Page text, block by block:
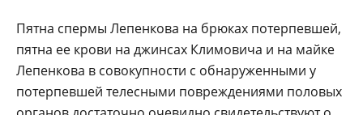
Пятна спермы Лепенкова на брюках потерпевшей,
пятна ее крови на джинсах Климовича и на майке
Лепенкова в совокупности с обнаруженными у
потерпевшей телесными повреждениями половых